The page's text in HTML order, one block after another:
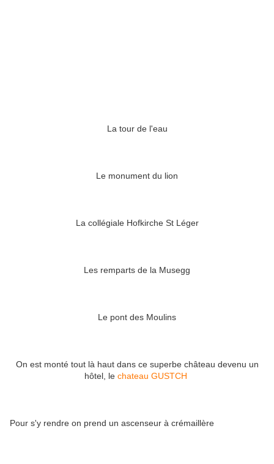
La tour de l'eau
Le monument du lion
La collégiale Hofkirche St Léger
Les remparts de la Musegg
Le pont des Moulins
On est monté tout là haut dans ce superbe château devenu un
hôtel, le chateau GUSTCH
Pour s'y rendre on prend un ascenseur à crémaillère